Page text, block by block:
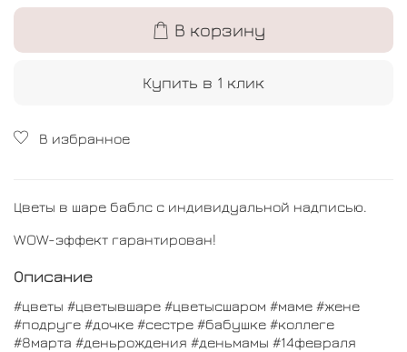
В корзину
Купить в 1 клик
В избранное
Цветы в шаре баблс с индивидуальной надписью.
WOW-эффект гарантирован!
Описание
#цветы #цветывшаре #цветысшаром #маме #жене
#подруге #дочке #сестре #бабушке #коллеге
#8марта #деньрождения #деньмамы #14февраля